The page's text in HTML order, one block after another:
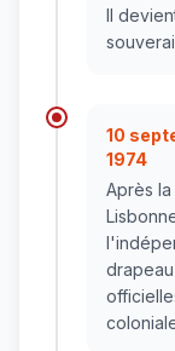
Il
10
1974
Après